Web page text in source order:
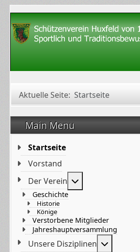
Aktuelle Seite: Startseite
Main Menu
Startseite
Vorstand
Der Verein
Geschichte
Historie
Könige
Verstorbene Mitglieder
Jahreshauptversammlung
Unsere Disziplinen